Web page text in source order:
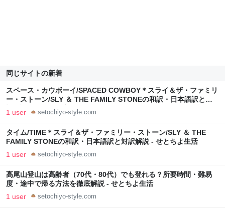
同じサイトの新着
スペース・カウボーイ/SPACED COWBOY＊スライ＆ザ・ファミリ
ー・ストーン/SLY ＆ THE FAMILY STONEの和訳・日本語訳と対
訳解説 - せとちよ生活
1 user setochiyo-style.com
タイム/TIME＊スライ＆ザ・ファミリー・ストーン/SLY ＆ THE
FAMILY STONEの和訳・日本語訳と対訳解説 - せとちよ生活
1 user setochiyo-style.com
高尾山登山は高齢者（70代・80代）でも登れる？所要時間・難易
度・途中で帰る方法を徹底解説 - せとちよ生活
1 user setochiyo-style.com